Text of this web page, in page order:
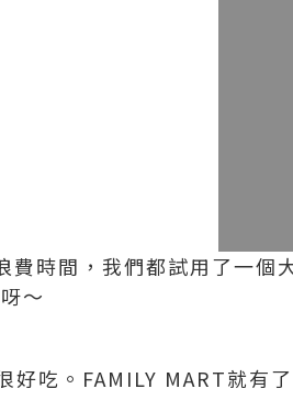
時間，我們都試用了一個
～
吃。FAMILY MART就有了